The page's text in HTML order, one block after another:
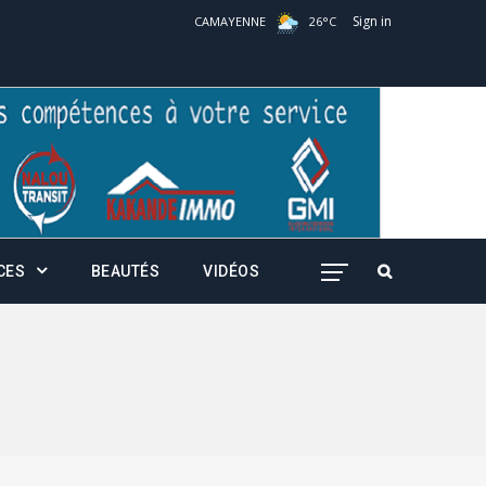
CAMAYENNE 26°C Sign in
BEAUTÉS VIDÉOS